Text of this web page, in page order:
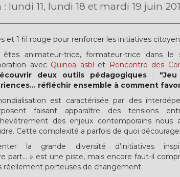
lundi 11, lundi 18 et mardi 19 juin
et 1 fil rouge pour renforcer les initiatives
êtes animateur-trice, formateur-trice dans le
avec Quinoa asbl et Rencontre des
deux outils pédagogiques :
réfléchir ensemble à comment
est caractérisée par des
faisant apparaître des tensions
des enjeux contemporains
Cette complexité a parfois de quoi
la grande diversité d’initiatives
part… » est une piste, mais encore faut-il
porteuses de changement.